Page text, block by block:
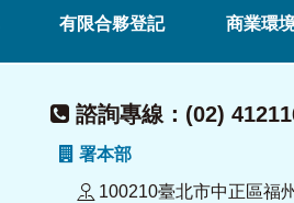
有限合夥登記 商業環
諮詢專線：(02)
署本部
100210臺北市中正區福